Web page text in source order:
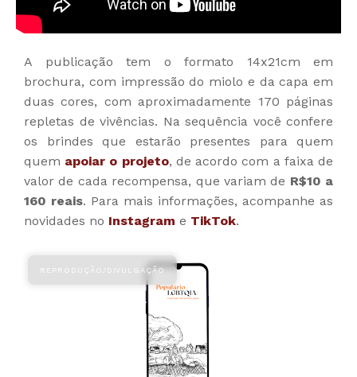
A publicação tem o formato 14x21cm em
brochura, com impressão do miolo e da capa em
duas cores, com aproximadamente 170 páginas
repletas de vivências. Na sequência você confere
os brindes que estarão presentes para quem
quem apoiar o projeto, de acordo com a faixa de
valor de cada recompensa, que variam de R$10 a
160 reais. Para mais informações, acompanhe as
novidades no Instagram e TikTok.